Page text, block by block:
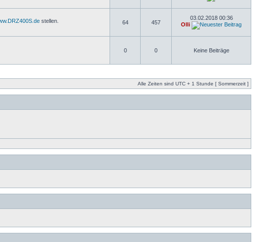
stellen.
64 457
03.02.2018 00:36
Olli
0 0 Keine Beiträge
Alle Zeiten sind UTC + 1 Stunde [ Sommerzeit ]